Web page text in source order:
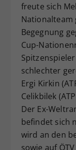
freute sich
Begegnung
Cup-
schlechter
Ergi Kirkin
Celikbilek
Der Ex-
befindet sich
wird an den
sowie auf